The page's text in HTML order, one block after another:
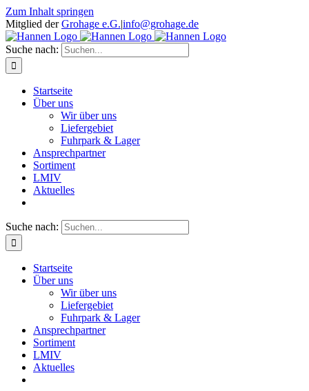
Zum Inhalt springen
Mitglied derGrohage e.G.|info@grohage.de
Suche nach:
Startseite
Über uns
Wir über uns
Liefergebiet
Fuhrpark & Lager
Ansprechpartner
Sortiment
LMIV
Aktuelles
Suche nach:
Startseite
Über uns
Wir über uns
Liefergebiet
Fuhrpark & Lager
Ansprechpartner
Sortiment
LMIV
Aktuelles